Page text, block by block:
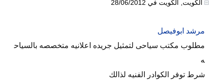
الكويت الكويت في 28/06/2012
مرشد ابوفيصل
مطلوب مكتب سياحى لتمثيل جريده اعلانيه متخصصه بالسياح
ه
شرط توفر الكوادر الفنيه لذالك